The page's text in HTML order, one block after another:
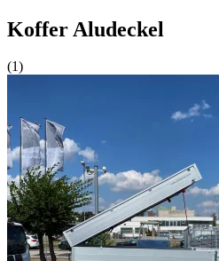
Koffer Aludeckel
(1)